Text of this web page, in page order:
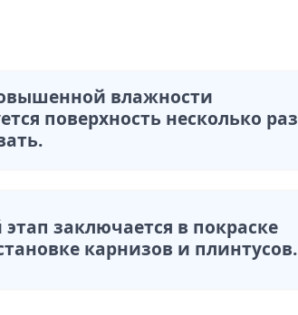
влажности
поверхность несколько раз
заключается в покраске
карнизов и плинтусов.